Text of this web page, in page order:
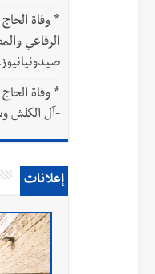
*
الرفاعي
*
-آل الكلش
إعلانات